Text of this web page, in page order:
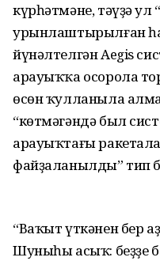
күрһәтмәне, тәүҙә ул
урынлаштырылған
йүнәлтелгән Aegis
арауыҡҡа осорола
өсөн ҡулланыла
“көтмәгәндә был
арауыҡтағы
файҙаланылды” тип
“Ваҡыт үткәнен бер
Шуныһы асыҡ: беҙҙе